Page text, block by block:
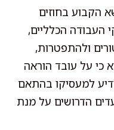
הקבוע בחוזים
העבודה הכלליים,
ולהתפטרות,
היא כי על עובד הוראה
למעסיקו בהתאם
הדרושים על מנת